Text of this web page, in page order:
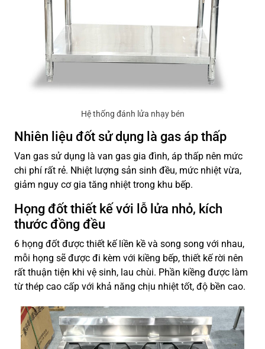
Hệ thống đánh lửa nhạy bén
Nhiên liệu đốt sử dụng là gas áp thấp
Van gas sử dụng là van gas gia đình, áp thấp nên mức
chi phí rất rẻ. Nhiệt lượng sản sinh đều, mức nhiệt vừa,
giảm nguy cơ gia tăng nhiệt trong khu bếp.
Họng đốt thiết kế với lỗ lửa nhỏ, kích
thước đồng đều
6 họng đốt được thiết kế liền kề và song song với nhau,
mỗi họng sẽ được đi kèm với kiềng bếp, thiết kế rời nên
rất thuận tiện khi vệ sinh, lau chùi. Phần kiềng được làm
từ thép cao cấp với khả năng chịu nhiệt tốt, độ bền cao.